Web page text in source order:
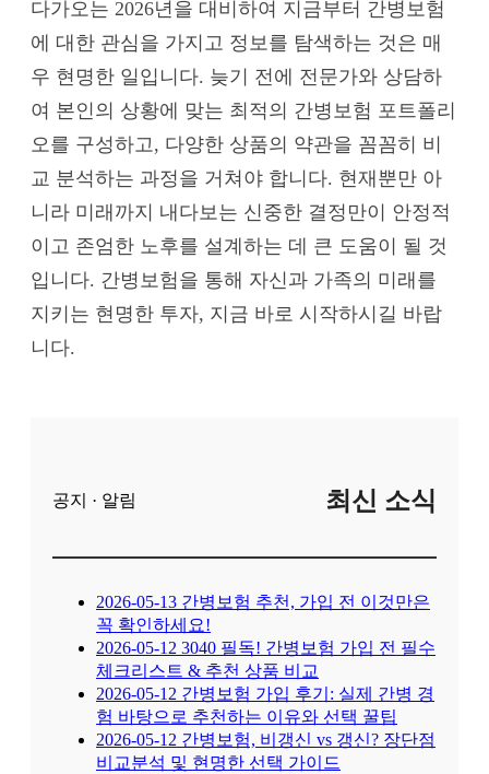
다가오는 2026년을 대비하여 지금부터 간병보험
에 대한 관심을 가지고 정보를 탐색하는 것은 매
우 현명한 일입니다. 늦기 전에 전문가와 상담하
여 본인의 상황에 맞는 최적의 간병보험 포트폴리
오를 구성하고, 다양한 상품의 약관을 꼼꼼히 비
교 분석하는 과정을 거쳐야 합니다. 현재뿐만 아
니라 미래까지 내다보는 신중한 결정만이 안정적
이고 존엄한 노후를 설계하는 데 큰 도움이 될 것
입니다. 간병보험을 통해 자신과 가족의 미래를
지키는 현명한 투자, 지금 바로 시작하시길 바랍
니다.
공지 · 알림 최신 소식
2026-05-13 간병보험 추천, 가입 전 이것만은
꼭 확인하세요!
2026-05-12 3040 필독! 간병보험 가입 전 필수
체크리스트 & 추천 상품 비교
2026-05-12 간병보험 가입 후기: 실제 간병 경
험 바탕으로 추천하는 이유와 선택 꿀팁
2026-05-12 간병보험, 비갱신 vs 갱신? 장단점
비교분석 및 현명한 선택 가이드